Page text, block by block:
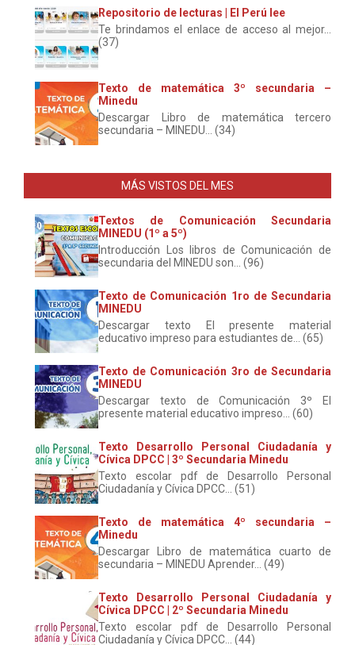
Repositorio de lecturas | El Perú lee
Te brindamos el enlace de acceso al mejor...
(37)
Texto de matemática 3º secundaria –
Minedu
Descargar Libro de matemática tercero
secundaria – MINEDU... (34)
MÁS VISTOS DEL MES
Textos de Comunicación Secundaria
MINEDU (1º a 5º)
Introducción Los libros de Comunicación de
secundaria del MINEDU son... (96)
Texto de Comunicación 1ro de Secundaria
MINEDU
Descargar texto El presente material
educativo impreso para estudiantes de... (65)
Texto de Comunicación 3ro de Secundaria
MINEDU
Descargar texto de Comunicación 3º El
presente material educativo impreso... (60)
Texto Desarrollo Personal Ciudadanía y
Cívica DPCC | 3º Secundaria Minedu
Texto escolar pdf de Desarrollo Personal
Ciudadanía y Cívica DPCC... (51)
Texto de matemática 4º secundaria –
Minedu
Descargar Libro de matemática cuarto de
secundaria – MINEDU Aprender... (49)
Texto Desarrollo Personal Ciudadanía y
Cívica DPCC | 2º Secundaria Minedu
Texto escolar pdf de Desarrollo Personal
Ciudadanía y Cívica DPCC... (44)